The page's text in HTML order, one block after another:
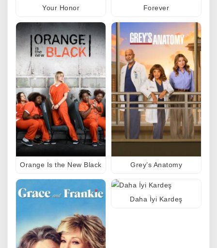
Your Honor Forever
Orange Is the New Black Grey’s Anatomy
Daha İyi Kardeş